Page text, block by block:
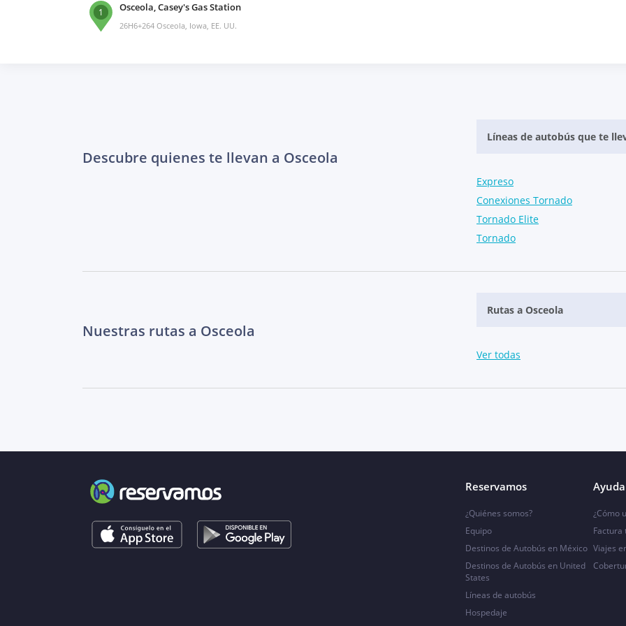
1 Osceola, Casey's Gas Station
26H6+264 Osceola, Iowa, EE. UU.
Descubre quienes te llevan a Osceola
Líneas de autobús que te
Expreso
Conexiones Tornado
Tornado Elite
Tornado
Nuestras rutas a Osceola
Rutas a Osceola
Ver todas
Reservamos
¿Quiénes somos?
Equipo
Destinos de Autobús en México
Destinos de Autobús en United
States
Líneas de autobús
Hospedaje
¿Cómo
Factura
Viajes